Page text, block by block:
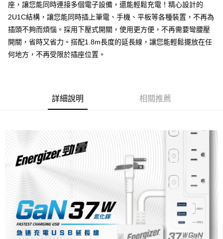
每筆NT$60，滿NT$699(含以上)免運費
線上付款後全家取貨
每筆NT$60，滿NT$699(含以上)免運費
7-11取貨付款
每筆NT$60，滿NT$699(含以上)免運費
每筆NT$60，滿NT$699(含以上)免運費
離島宅配
每筆NT$200
座，讓您能同時連接多個電子設備，還能輕鬆充電！精心設計的
2U1C結構，讓您能同時插上筆電、手機、平板等各種裝置，不再為
插頭不夠而煩惱。採用下壓式開關，使用更方便，不再需要彎腰壓
開關，省時又省力。搭配1.8m長度的延長線，讓您能輕鬆擺放在任
何地方，不再受限於插座位置。
詳細說明 相關推薦